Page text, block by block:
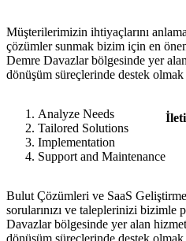
Müşterilerimizin ihtiyaçlarını
çözümler sunmak bizim için en
Demre Davazlar bölgesinde yer
dönüşüm süreçlerinde destek olmak
Analyze Needs
Tailored Solutions
Implementation
Support and Maintenance
Bulut Çözümleri ve SaaS
sorularınızı ve taleplerinizi
Davazlar bölgesinde yer alan
dönüşüm süreçlerinde destek olmak